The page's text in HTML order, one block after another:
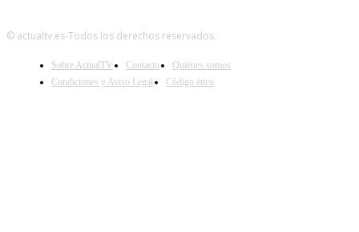
© actualtv.es-Todos los derechos reservados.
Sobre ActualTV Contacto
Quiénes somos
Condiciones y Aviso Legal
Código ético